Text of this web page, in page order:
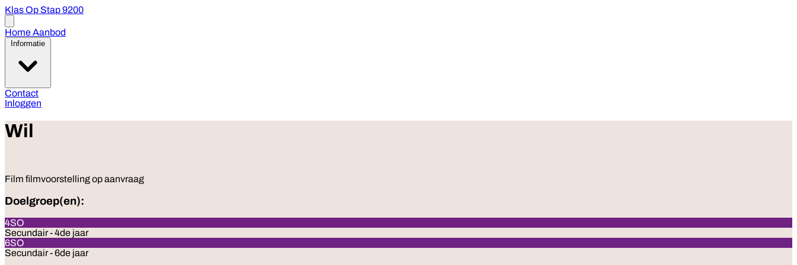
Klas Op Stap 9200
menu
HomeAanbod
Informatie
Contact
Inloggen
Wil
Film filmvoorstelling op aanvraag
Doelgroep(en):
4SO
Secundair - 4de jaar
6SO
Secundair - 6de jaar